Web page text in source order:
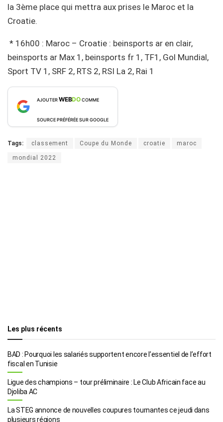
la 3ème place qui mettra aux prises le Maroc et la
Croatie.
* 16h00 : Maroc – Croatie : beinsports ar en clair,
beinsports ar Max 1, beinsports fr 1, TF1, Gol Mundial,
Sport TV 1, SRF 2, RTS 2, RSI La 2, Rai 1
AJOUTERWEBDOCOMME
SOURCE PRÉFÉRÉE SUR GOOGLE
Tags: classement Coupe du Monde croatie maroc
mondial 2022
Les plus récents
BAD : Pourquoi les salariés supportent encore l’essentiel de l’effort
fiscal en Tunisie
Ligue des champions – tour préliminaire : Le Club Africain face au
Djoliba AC
La STEG annonce de nouvelles coupures tournantes ce jeudi dans
plusieurs régions